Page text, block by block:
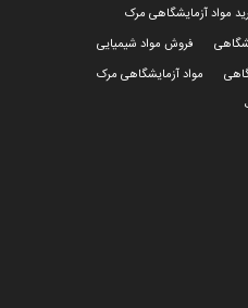
مواد آزمایشگاهی مرک
فروش مواد شیمیایی
مواد آزمایشگاهی مرک